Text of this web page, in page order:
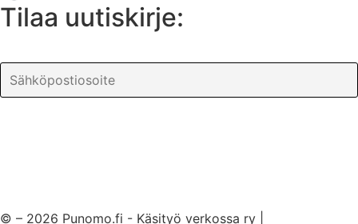
Tilaa uutiskirje:
© – 2026 Punomo.fi - Käsityö verkossa ry |